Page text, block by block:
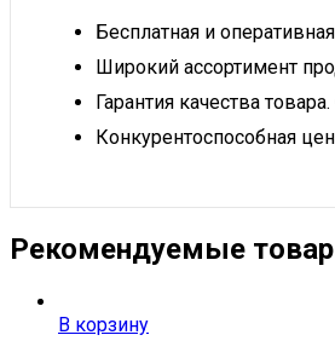
Бесплатная и
Широкий ассортимент
Гарантия качества
Конкурентоспособная
Рекомендуемые
В корзину